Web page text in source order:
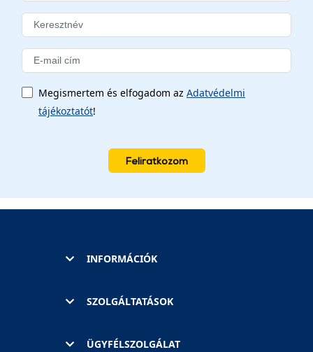
Megismertem és elfogadom az Adatvédelmi
tájékoztatót!
Feliratkozom
INFORMÁCIÓK
SZOLGÁLTATÁSOK
ÜGYFÉLSZOLGÁLAT